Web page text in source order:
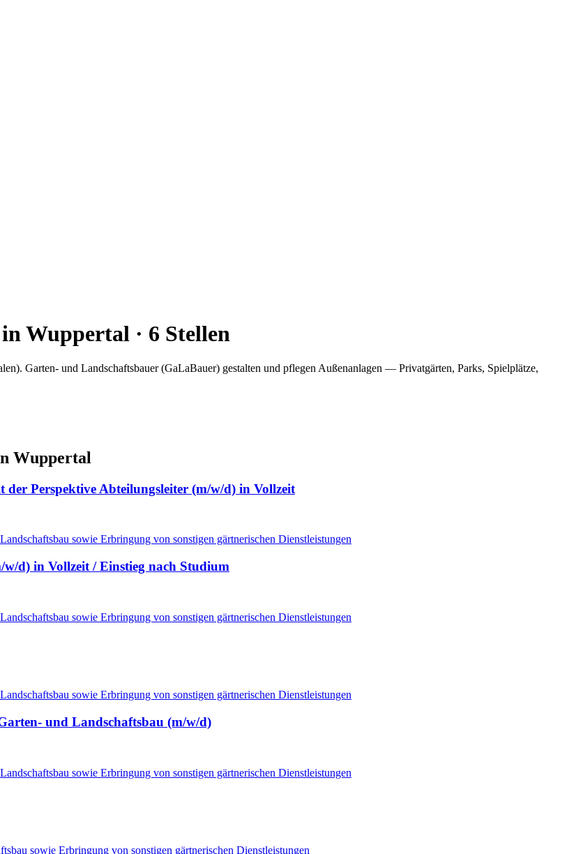
Wuppertal · 6 Stellen
. Garten- und Landschaftsbauer (GaLaBauer) gestalten und pflegen Außenanlagen — Privatgärten, Parks, Spielplätze,
Wuppertal
Perspektive Abteilungsleiter (m/w/d) in Vollzeit
sowie Erbringung von sonstigen gärtnerischen Dienstleistungen
d) in Vollzeit / Einstieg nach Studium
sowie Erbringung von sonstigen gärtnerischen Dienstleistungen
sowie Erbringung von sonstigen gärtnerischen Dienstleistungen
und Landschaftsbau (m/w/d)
sowie Erbringung von sonstigen gärtnerischen Dienstleistungen
sowie Erbringung von sonstigen gärtnerischen Dienstleistungen